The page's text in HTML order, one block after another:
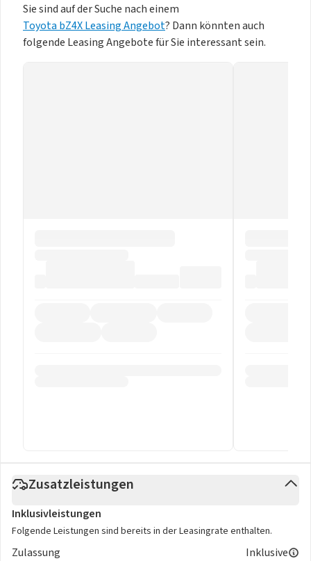
Sie sind auf der Suche nach einem
Toyota bZ4X Leasing Angebot? Dann könnten auch
folgende Leasing Angebote für Sie interessant sein.
Zusatzleistungen
Inklusivleistungen
Folgende Leistungen sind bereits in der Leasingrate enthalten.
Zulassung
Inklusive